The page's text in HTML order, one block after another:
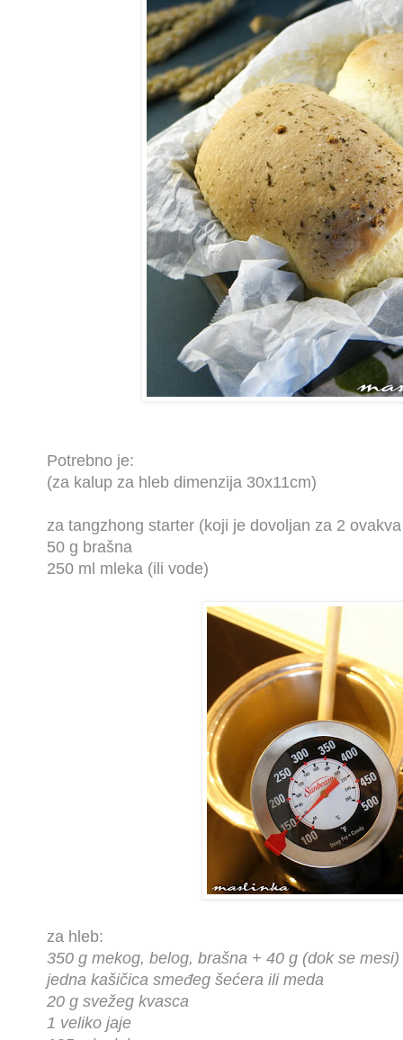
Potrebno je:
(za kalup za hleb dimenzija 30x11cm)
za tangzhong starter (koji je dovoljan za 2
50 g brašna
250 ml mleka (ili vode)
za hleb:
350 g mekog, belog, brašna + 40 g (dok se mesi)
jedna kašičica smeđeg šećera ili meda
20 g svežeg kvasca
1 veliko jaje